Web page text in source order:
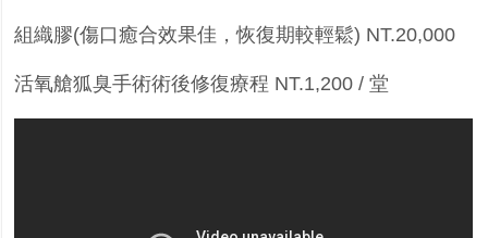
組織膠(傷口癒合效果佳，恢復期較輕鬆) NT.20,000
活氧艙狐臭手術術後修復療程 NT.1,200 /堂